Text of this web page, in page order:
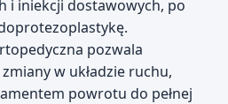
i iniekcji dostawowych, po
pozwala
w układzie ruchu,
powrotu do pełnej